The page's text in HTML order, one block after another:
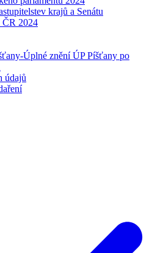
krajů a Senátu
ČR 2024
Úplné znění ÚP Píšťany po
údajů